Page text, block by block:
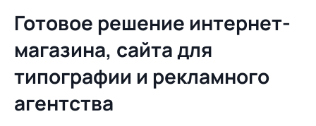
Готовое решение интернет-
магазина, сайта для
типографии и рекламного
агентства